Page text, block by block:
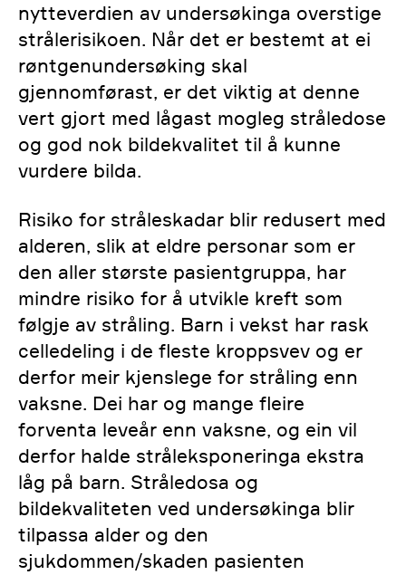
nytteverdien av undersøkinga overstige
strålerisikoen. Når det er bestemt at ei
røntgenundersøking skal
gjennomførast, er det viktig at denne
vert gjort med lågast mogleg stråledose
og god nok bildekvalitet til å kunne
vurdere bilda.
Risiko for stråleskadar blir redusert med
alderen, slik at eldre personar som er
den aller største pasientgruppa, har
mindre risiko for å utvikle kreft som
følgje av stråling. Barn i vekst har rask
celledeling i de fleste kroppsvev og er
derfor meir kjenslege for stråling enn
vaksne. Dei har og mange fleire
forventa leveår enn vaksne, og ein vil
derfor halde stråleksponeringa ekstra
låg på barn. Stråledosa og
bildekvaliteten ved undersøkinga blir
tilpassa alder og den
sjukdommen/skaden pasienten